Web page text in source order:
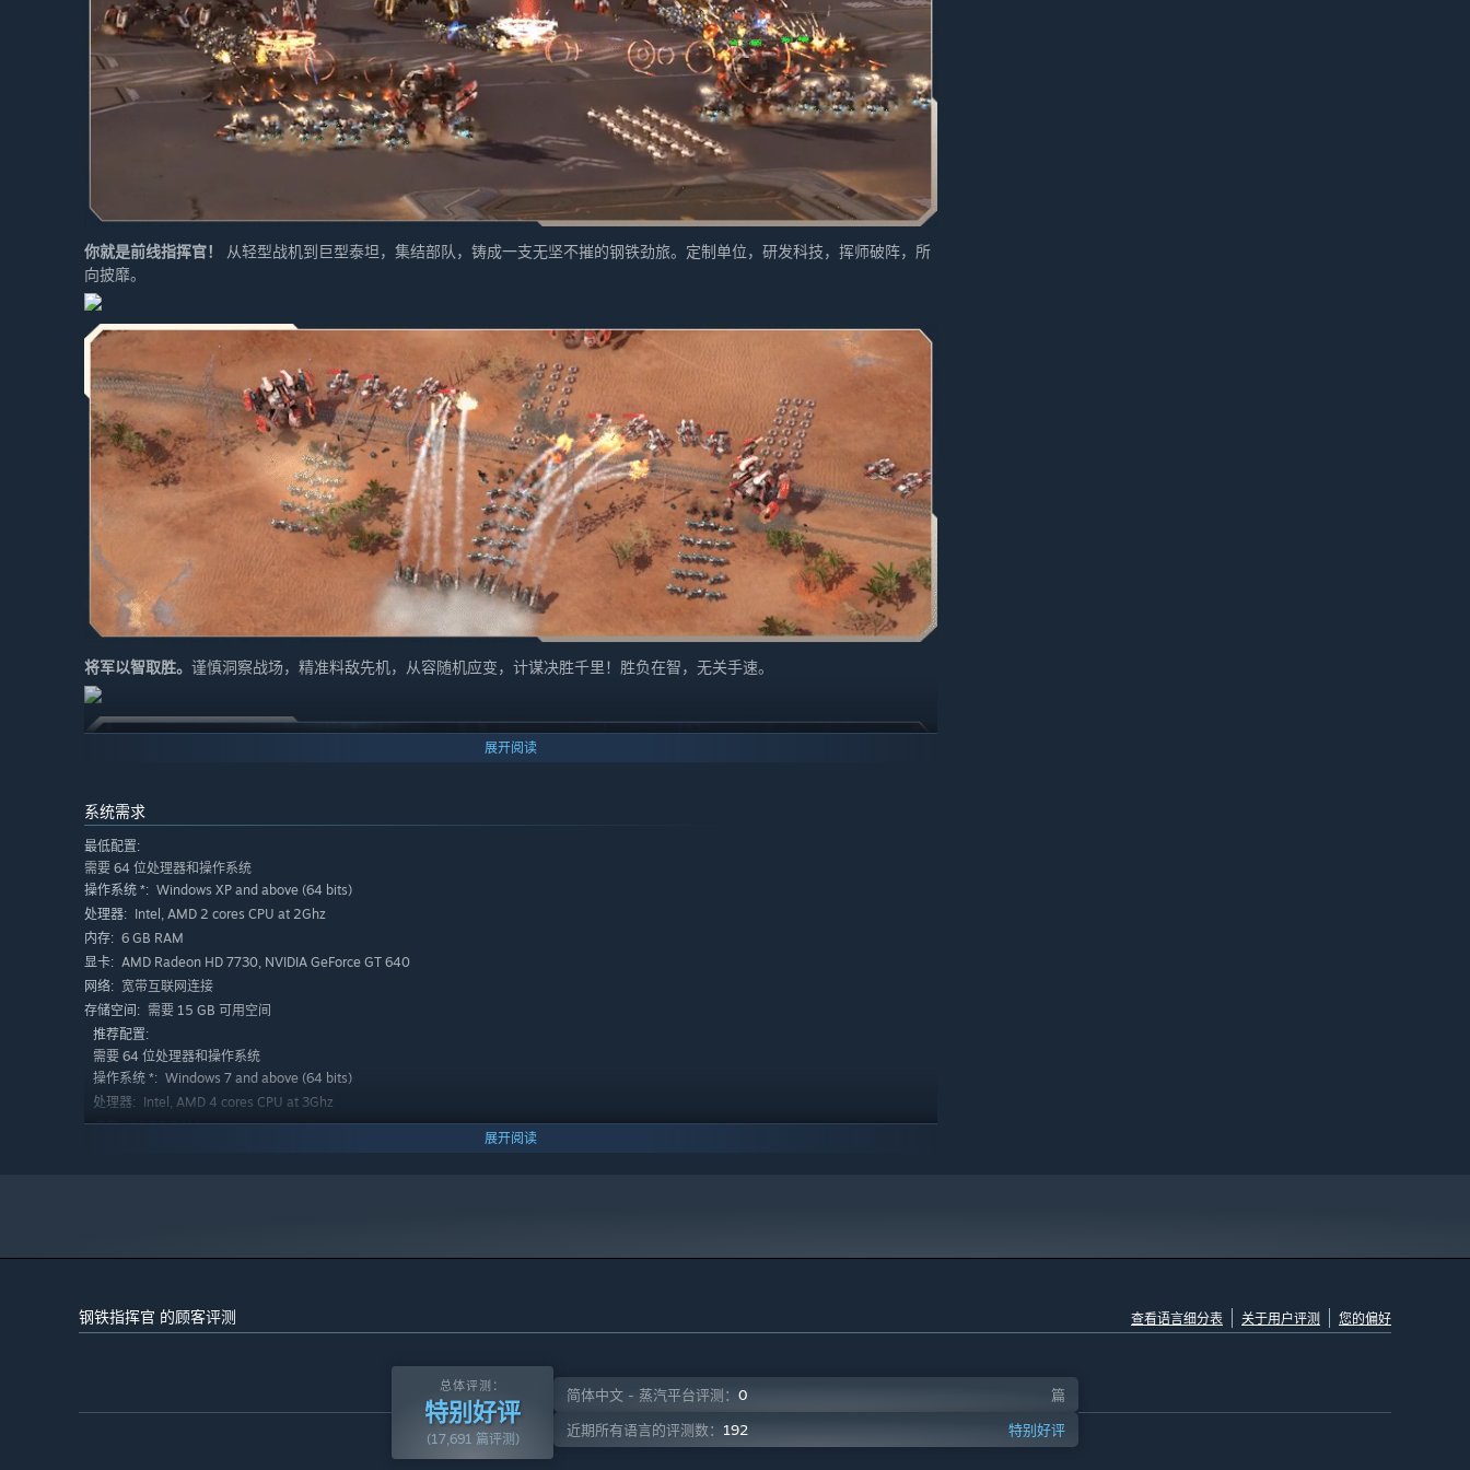
你就是前线指挥官！
从轻型战机到巨型泰坦，集结部队，铸成一支无坚不摧的钢铁劲旅。定制单位，研发科技，挥师破阵，所
向披靡。
将军以智取胜。 谨慎洞察战场，精准料敌先机，从容随机应变，计谋决胜千里！胜负在智，无关手速。
打造你独有的策略体系！在
坦克加装致命的自爆模组。用你独创的战法战胜强敌！
展开阅读
系统需求
最低配置:
需要 64 位处理器和操作系统
操作系统 *: Windows XP and above (64 bits)
处理器: Intel, AMD 2 cores CPU at 2Ghz
内存: 6 GB RAM
显卡: AMD Radeon HD 7730, NVIDIA GeForce GT 640
网络: 宽带互联网连接
存储空间: 需要 15 GB 可用空间
推荐配置:
需要 64 位处理器和操作系统
操作系统 *: Windows 7 and above (64 bits)
处理器: Intel, AMD 4 cores CPU at 3Ghz
内存: 16 GB RAM
展开阅读
钢铁指挥官 的顾客评测 查看语言细分表 关于用户评测 您的偏好
总体评测：
特别好评
(17,691 篇评测)
简体中文 - 蒸汽平台评测： 0
篇
近期所有语言的评测数： 192 特别好评